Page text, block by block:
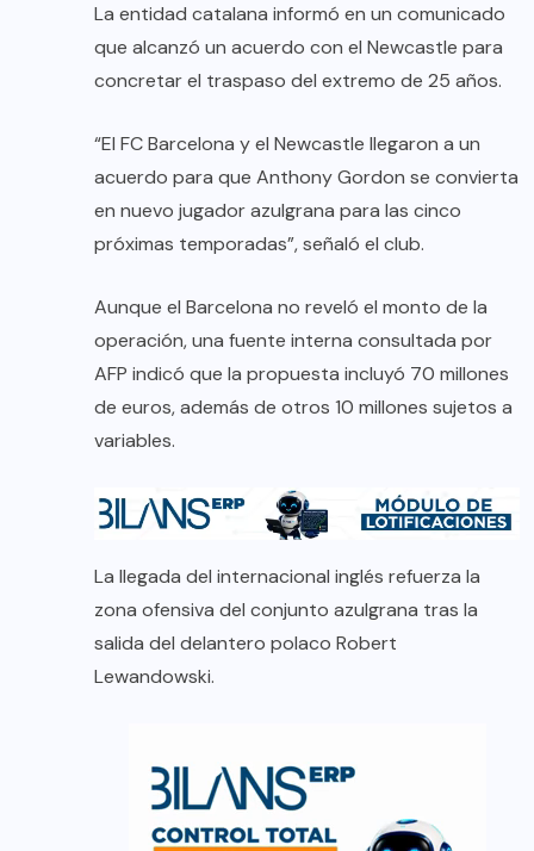
La entidad catalana informó en un comunicado
que alcanzó un acuerdo con el Newcastle para
concretar el traspaso del extremo de 25 años.
“El FC Barcelona y el Newcastle llegaron a un
acuerdo para que Anthony Gordon se convierta
en nuevo jugador azulgrana para las cinco
próximas temporadas”, señaló el club.
Aunque el Barcelona no reveló el monto de la
operación, una fuente interna consultada por
AFP indicó que la propuesta incluyó 70 millones
de euros, además de otros 10 millones sujetos a
variables.
La llegada del internacional inglés refuerza la
zona ofensiva del conjunto azulgrana tras la
salida del delantero polaco Robert
Lewandowski.